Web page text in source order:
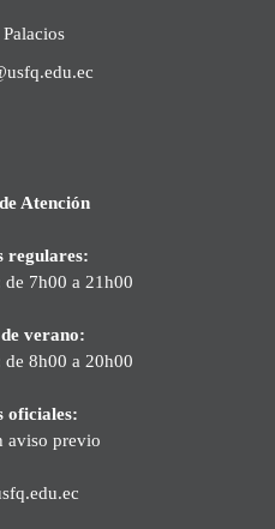
Atención
regulares:
de 7h00 a 21h00
verano:
de 8h00 a 20h00
oficiales:
aviso previo